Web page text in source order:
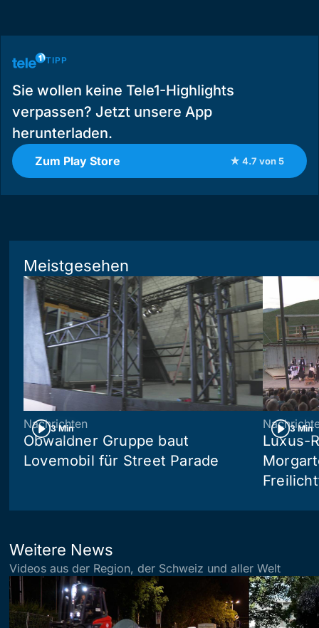
TIPP
Sie wollen keine Tele1-Highlights
verpassen? Jetzt unsere App
herunterladen.
Zum Play Store ★ 4.7 von 5
Meistgesehen
3 Min
Nachrichten
Obwaldner Gruppe baut
Lovemobil für Street Parade
3 Min
Luxus-
Weitere News
Videos aus der Region, der Schweiz und aller Welt